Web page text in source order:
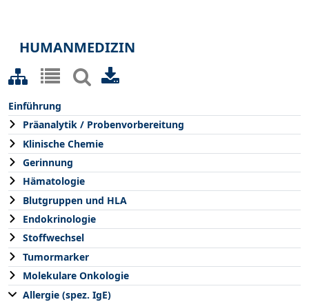
HUMANMEDIZIN
Einführung
Präanalytik / Probenvorbereitung
Klinische Chemie
Gerinnung
Hämatologie
Blutgruppen und HLA
Endokrinologie
Stoffwechsel
Tumormarker
Molekulare Onkologie
Allergie (spez. IgE)